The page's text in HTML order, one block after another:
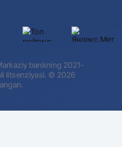
bankning 2021-
litsenziyasi. © 2026